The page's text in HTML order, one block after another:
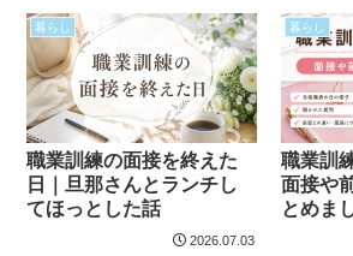
暮らし
職業訓練の面接を終えた
日｜旦那さんとランチし
てほっとした話
2026.07.03
暮らし
職業訓
面接や
とめま